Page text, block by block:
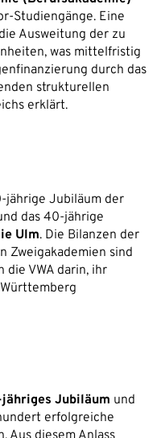
Studiengänge. Eine
Ausweitung der zu
was mittelfristig
durch das
strukturellen
erklärt.
jährige Jubiläum der
das 40-jährige
Ulm. Die Bilanzen der
Zweigakademien sind
VWA darin, ihr
Jubiläum und
erfolgreiche